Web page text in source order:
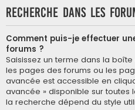
Recherche dans les
Comment puis-je effectuer
forums ?
Saisissez un terme dans la
les pages des forums ou les
avancée est accessible en
avancée » disponible sur toutes
la recherche dépend du style